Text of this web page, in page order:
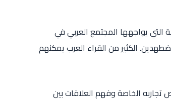
التي يواجهها المجتمع العربي في
الكثير من القراء العرب يمكنهم
تجاربه الخاصة وفهم العلاقات بين